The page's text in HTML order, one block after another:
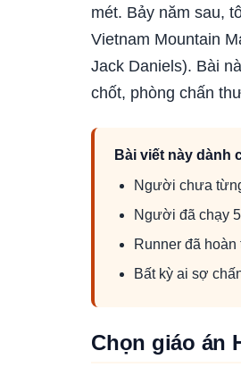
mét. Bảy năm sau,
Vietnam Mountain
Jack Daniels). Bài
chốt, phòng chấn
Bài viết này dành
Người chưa
Người đã chạy
Runner đã
Bất kỳ ai sợ
Chọn giáo án